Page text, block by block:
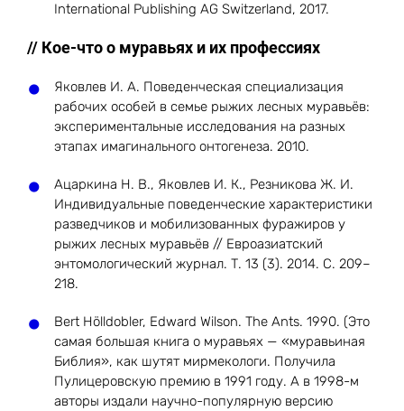
International Publishing AG Switzerland, 2017.
// Кое-что о муравьях и их профессиях
Яковлев И. А. Поведенческая специализация
рабочих особей в семье рыжих лесных муравьёв:
экспериментальные исследования на разных
этапах имагинального онтогенеза. 2010.
Ацаркина Н. В., Яковлев И. К., Резникова Ж. И.
Индивидуальные поведенческие характеристики
разведчиков и мобилизованных фуражиров у
рыжих лесных муравьёв // Евроазиатский
энтомологический журнал. Т. 13 (3). 2014. С. 209–
218.
Bert Hölldobler, Edward Wilson. The Ants. 1990. (Это
самая большая книга о муравьях — «муравьиная
Библия», как шутят мирмекологи. Получила
Пулицеровскую премию в 1991 году. А в 1998-м
авторы издали научно-популярную версию